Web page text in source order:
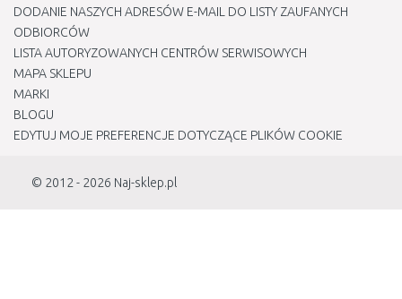
DODANIE NASZYCH ADRESÓW E-MAIL DO LISTY ZAUFANYCH
ODBIORCÓW
LISTA AUTORYZOWANYCH CENTRÓW SERWISOWYCH
MAPA SKLEPU
MARKI
BLOGU
EDYTUJ MOJE PREFERENCJE DOTYCZĄCE PLIKÓW COOKIE
© 2012 - 2026 Naj-sklep.pl